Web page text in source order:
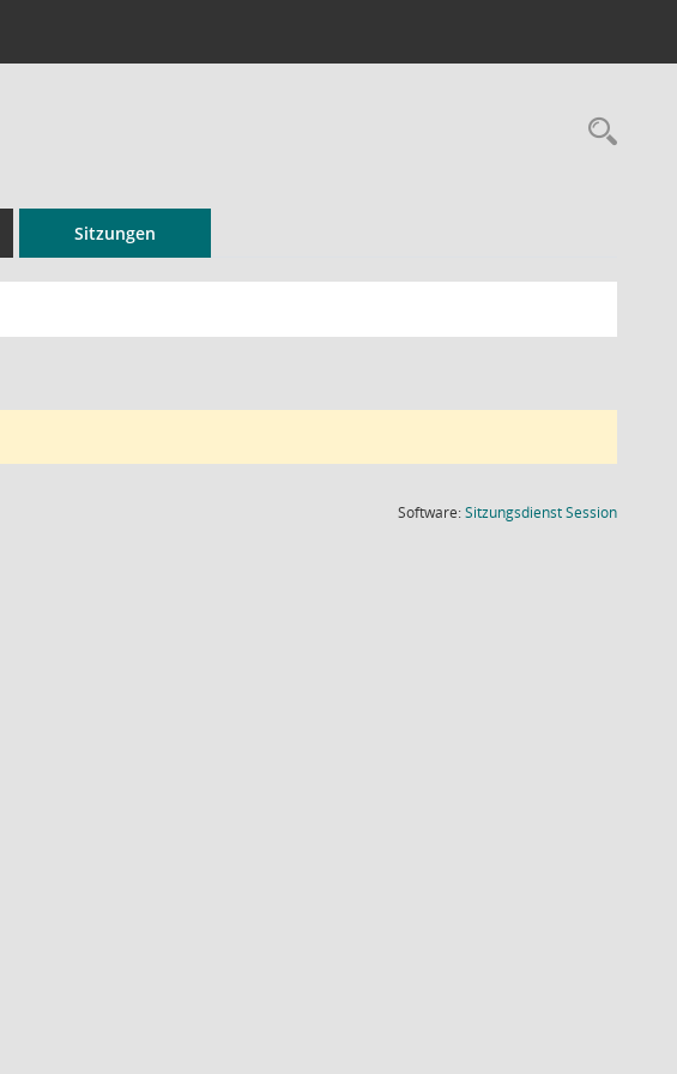
Sitzungen
Software:SitzungsdienstSession(Wird in